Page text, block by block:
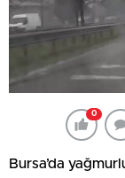
0
Bursa’da